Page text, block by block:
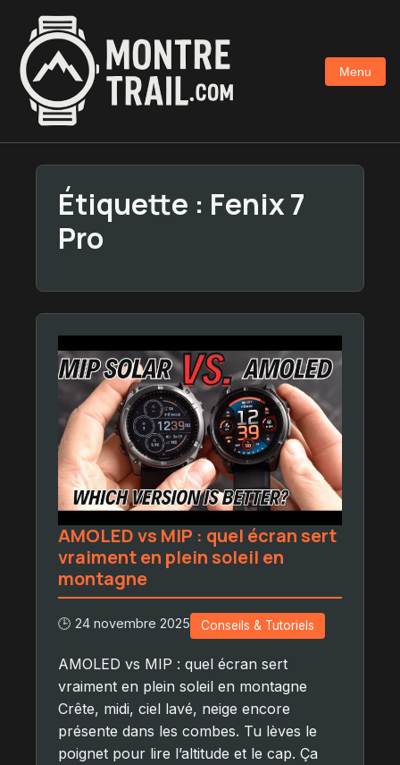
contenu
principal
Menu
Étiquette : Fenix 7
Pro
AMOLED vs MIP : quel écran sert
vraiment en plein soleil en
montagne
🕒 24 novembre 2025 Conseils & Tutoriels
AMOLED vs MIP : quel écran sert
vraiment en plein soleil en montagne
Crête, midi, ciel lavé, neige encore
présente dans les combes. Tu lèves le
poignet pour lire l’altitude et le cap. Ça